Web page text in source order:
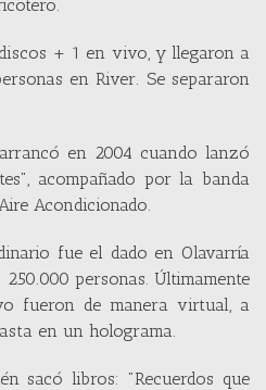
+ 1 en vivo, y llegaron a
en River. Se separaron
en 2004 cuando lanzó
acompañado por la banda
Acondicionado.
fue el dado en Olavarría
personas. Últimamente
fueron de manera virtual, a
en un holograma.
sacó libros: "Recuerdos que